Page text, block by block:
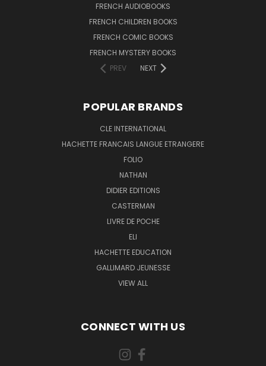
FRENCH AUDIOBOOKS
FRENCH CHILDREN BOOKS
FRENCH COMIC BOOKS
FRENCH MYSTERY BOOKS
PREV
NEXT
POPULAR BRANDS
CLE INTERNATIONAL
HACHETTE FRANCAIS LANGUE ETRANGERE
FOLIO
NATHAN
DIDIER EDITIONS
CASTERMAN
LIVRE DE POCHE
ELI
HACHETTE EDUCATION
GALLIMARD JEUNESSE
VIEW ALL
CONNECT WITH US